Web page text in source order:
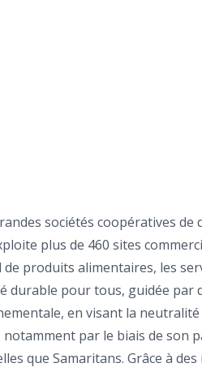
sociétés coopératives
plus de 460 sites
produits alimentaires, les
durable pour tous, guidée
en visant la
par le biais de son
que Samaritans. Grâce à